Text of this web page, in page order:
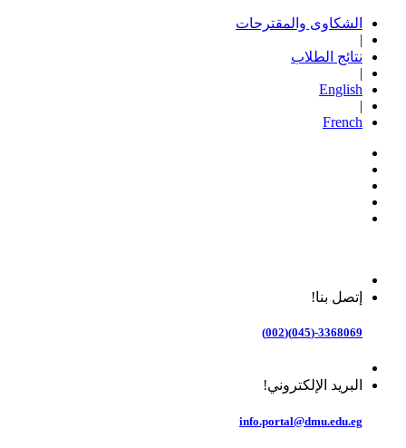
الشكاوى والمقترحات
|
نتائج الطلاب
|
English
|
French
إتصل بنا!
3368069-(045)(002)
البريد الإلكتروني!
info.portal@dmu.edu.eg